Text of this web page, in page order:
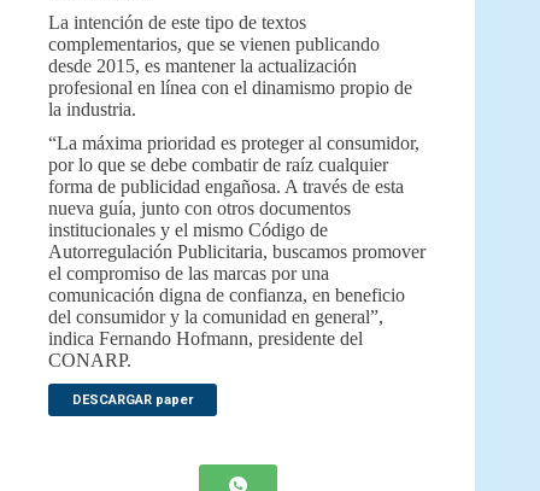
La intención de este tipo de textos
complementarios, que se vienen publicando
desde 2015, es mantener la actualización
profesional en línea con el dinamismo propio de
la industria.
“La máxima prioridad es proteger al consumidor,
por lo que se debe combatir de raíz cualquier
forma de publicidad engañosa. A través de esta
nueva guía, junto con otros documentos
institucionales y el mismo Código de
Autorregulación Publicitaria, buscamos promover
el compromiso de las marcas por una
comunicación digna de confianza, en beneficio
del consumidor y la comunidad en general”,
indica Fernando Hofmann, presidente del
CONARP.
DESCARGAR paper